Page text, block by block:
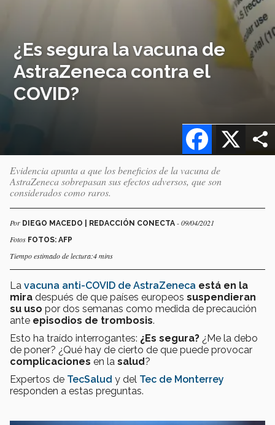
¿Es segura la vacuna de
AstraZeneca contra el
COVID?
X
Facebook
Evidencia apunta a que los beneficios de la vacuna de
AstraZeneca sobrepasan sus efectos adversos, que son
considerados como raros.
Por DIEGO MACEDO | REDACCIÓN CONECTA - 09/04/2021
Fotos FOTOS: AFP
Tiempo estimado de lectura:4 mins
La vacuna anti-COVID de AstraZeneca está en la
mira después de que países europeos suspendieran
su uso por dos semanas como medida de precaución
ante episodios de trombosis.
Esto ha traído interrogantes: ¿Es segura? ¿Me la debo
de poner? ¿Qué hay de cierto de que puede provocar
complicaciones en la salud?
Expertos de TecSalud y del Tec de Monterrey
responden a estas preguntas.